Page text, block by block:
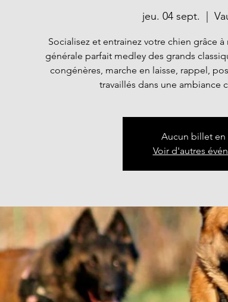
jeu. 04 sept.
Socialisez et entrainez votre chien grâce
générale parfait medley des grands
congénères, marche en laisse, rappel,
travaillés dans une ambiance
Aucun billet en
Voir d'autres